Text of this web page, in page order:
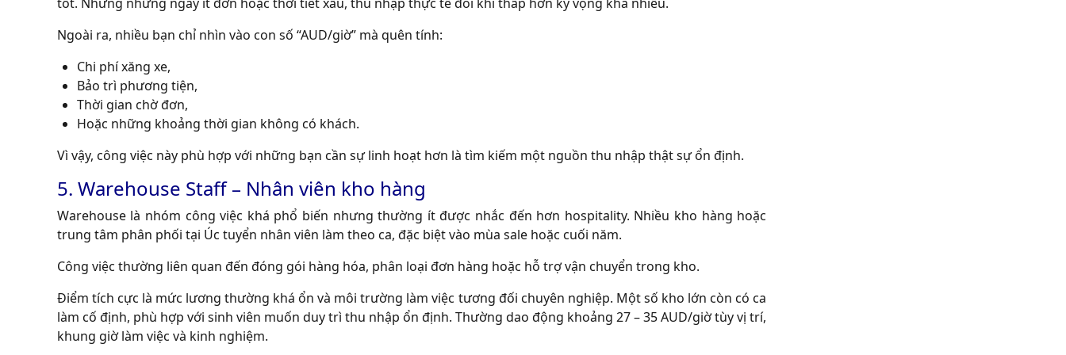
Ngoài ra, nhiều bạn chỉ nhìn vào con số “AUD/giờ” mà quên tính:
Chi phí xăng xe,
Bảo trì phương tiện,
Thời gian chờ đơn,
Hoặc những khoảng thời gian không có khách.
Vì vậy, công việc này phù hợp với những bạn cần sự linh hoạt hơn là tìm kiếm một nguồn thu nhập thật sự ổn định.
5. Warehouse Staff – Nhân viên kho hàng
Warehouse là nhóm công việc khá phổ biến nhưng thường ít được nhắc đến hơn hospitality. Nhiều kho hàng hoặc
trung tâm phân phối tại Úc tuyển nhân viên làm theo ca, đặc biệt vào mùa sale hoặc cuối năm.
Công việc thường liên quan đến đóng gói hàng hóa, phân loại đơn hàng hoặc hỗ trợ vận chuyển trong kho.
Điểm tích cực là mức lương thường khá ổn và môi trường làm việc tương đối chuyên nghiệp. Một số kho lớn còn có ca
làm cố định, phù hợp với sinh viên muốn duy trì thu nhập ổn định. Thường dao động khoảng 27 – 35 AUD/giờ tùy vị trí,
khung giờ làm việc và kinh nghiệm.